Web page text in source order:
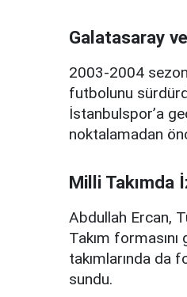
Galatasaray
2003-2004
futbolunu
İstanbulspor’a
noktalamadan
Milli Takımda
Abdullah Ercan,
Takım
takımlarında da
sundu.